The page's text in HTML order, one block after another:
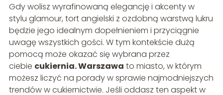
Gdy wolisz wyrafinowaną elegancję i akcenty w
stylu glamour, tort angielski z ozdobną warstwą lukru
będzie jego idealnym dopełnieniem i przyciągnie
uwagę wszystkich gości. W tym kontekście dużą
pomocą może okazać się wybrana przez
ciebie cukiernia. Warszawa to miasto, w którym
możesz liczyć na porady w sprawie najmodniejszych
trendów w cukiernictwie. Jeśli oddasz ten aspekt w